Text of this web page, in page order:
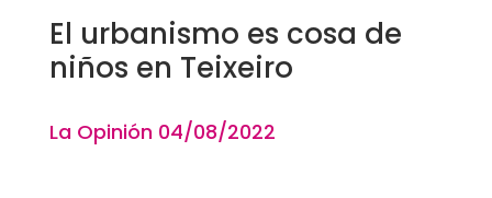
El urbanismo es cosa de
niños en Teixeiro
La Opinión 04/08/2022